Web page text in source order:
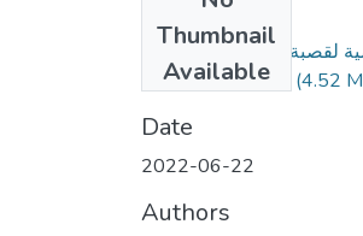
Thumbnail
Available
بجاية (اقتراح تأهيل
منزل افتراضيا).pdf (4.52
Date
2022-06-22
Authors